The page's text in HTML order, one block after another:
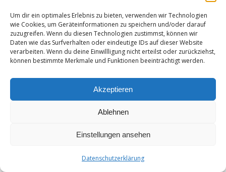
Um dir ein optimales Erlebnis zu bieten, verwenden wir Technologien
wie Cookies, um Geräteinformationen zu speichern und/oder darauf
zuzugreifen. Wenn du diesen Technologien zustimmst, können wir
Daten wie das Surfverhalten oder eindeutige IDs auf dieser Website
verarbeiten. Wenn du deine Einwillligung nicht erteilst oder zurückziehst,
können bestimmte Merkmale und Funktionen beeinträchtigt werden.
Akzeptieren
Ablehnen
Einstellungen ansehen
Datenschutzerklärung
Einordnung für deinen konkreten
Tätigkeitsschwerpunkt finden.
bis 200 €/Jahr durch korrekte
Berufseinordnung